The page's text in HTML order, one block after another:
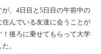
、4日目と5日目の午前中の
んでいる友達に会うことが
後ろに乗せてもらって大学
。